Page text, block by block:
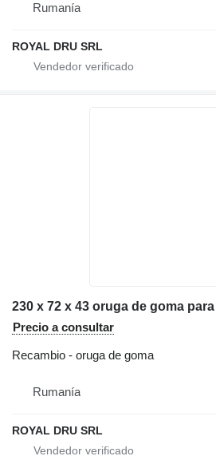
Rumanía
ROYAL DRU SRL
Precio a consultar
Recambio - oruga de goma
Rumanía
ROYAL DRU SRL